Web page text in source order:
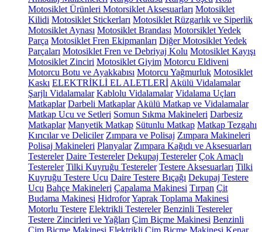
Motosiklet Ürünleri Motorsiklet Aksesuarları Motosiklet
Kilidi Motosiklet Stickerları Motosiklet Rüzgarlık ve Siperlik
Motosiklet Aynası Motosiklet Brandası Motorsiklet Yedek
Parça Motosiklet Fren Ekipmanları Diğer Motosiklet Yedek
Parçaları Motosiklet Fren ve Debriyaj Kolu Motosiklet Kayışı
Motosiklet Zinciri Motosiklet Giyim Motorcu Eldiveni
Motorcu Botu ve Ayakkabısı Motorcu Yağmurluk Motosiklet
Kaskı ELEKTRİKLİ EL ALETLERİ Akülü Vidalamalar
Şarjlı Vidalamalar Kablolu Vidalamalar Vidalama Uçları
Matkaplar Darbeli Matkaplar Akülü Matkap ve Vidalamalar
Matkap Ucu ve Setleri Somun Sıkma Makineleri Darbesiz
Matkaplar Manyetik Matkap Sütunlu Matkap Matkap Tezgahı
Kırıcılar ve Deliciler Zımpara ve Polisaj Zımpara Makineleri
Polisaj Makineleri Planyalar Zımpara Kağıdı ve Aksesuarları
Testereler Daire Testereler Dekupaj Testereler Çok Amaçlı
Testereler Tilki Kuyruğu Testereler Testere Aksesuarları Tilki
Kuyruğu Testere Ucu Daire Testere Bıçağı Dekupaj Testere
Ucu Bahçe Makineleri Çapalama Makinesi Tırpan Çit
Budama Makinesi HidroforYaprak Toplama Makinesi
Motorlu Testere Elektrikli Testereler Benzinli Testereler
Testere Zincirleri ve Yağları Çim Biçme Makinesi Benzinli
Çim Biçme Makinesi Elektrikli Çim Biçme Makinesi Kenar